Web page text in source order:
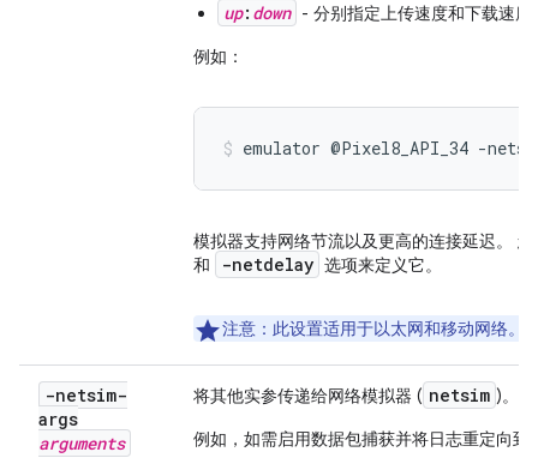
up: down - 分别指定上传速度和下载速度
例如：
emulator @Pixel8_API_34 -
模拟器支持网络节流以及更高的连接延迟。
和
-netdelay 选项来定义它。
注意 ：此设置适用于以太网和移动网络。
-netsim-
args
arguments
将其他实参传递给网络模拟器 ( netsim )。
例如，如需启用数据包捕获并将日志重定向